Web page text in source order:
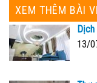
XEM THÊM BÀI
Dịch
13/